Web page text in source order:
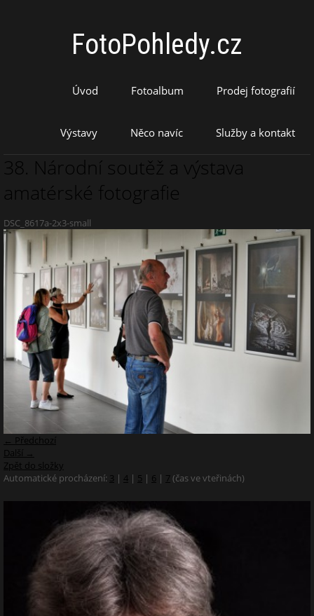
FotoPohledy.cz
Úvod Fotoalbum Prodej fotografií
Výstavy Něco navíc Služby a kontakt
38. Národní soutěž a výstava
amatérské fotografie
DSC_8617a-2x3-small
← Předchozí
Další →
Zpět do složky
Automatické procházení: 3 | 4 | 5 | 6 | 7 (čas ve vteřinách)